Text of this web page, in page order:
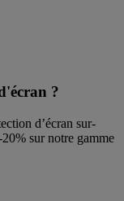
?
d’écran sur-
20% sur notre gamme